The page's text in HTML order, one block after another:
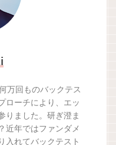
万回ものバックテス
ローチにより、エッ
りました。研ぎ澄ま
近年ではファンダメ
入れてバックテスト